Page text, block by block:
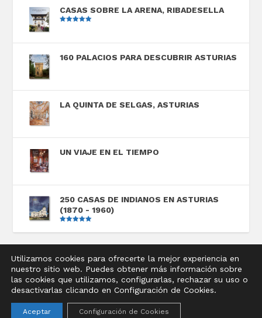
CASAS SOBRE LA ARENA, RIBADESELLA
5
160 PALACIOS PARA DESCUBRIR ASTURIAS
LA QUINTA DE SELGAS, ASTURIAS
UN VIAJE EN EL TIEMPO
250 CASAS DE INDIANOS EN ASTURIAS
(1870 - 1960)
5
Diseñado porElegant Themes| Desarrollado por
WordPress
Aviso legal
Política de privacidad
Política de cookies
Utilizamos cookies para ofrecerte la mejor experiencia en
nuestro sitio web. Puedes obtener más información sobre
las cookies que utilizamos, configurarlas, rechazar su uso o
desactivarlas clicando en Configuración de Cookies.
Aceptar Configuración de Cookies